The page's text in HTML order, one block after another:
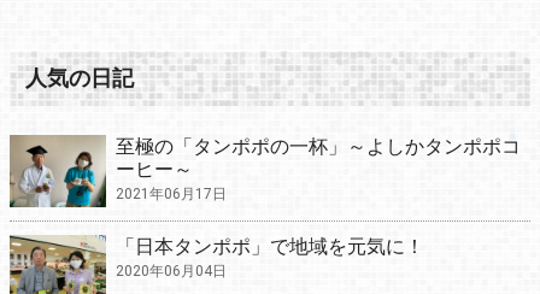
人気の日記
至極の「タンポポの一杯」～よしかタンポポコ
ーヒー～
2021年06月17日
「日本タンポポ」で地域を元気に！
2020年06月04日